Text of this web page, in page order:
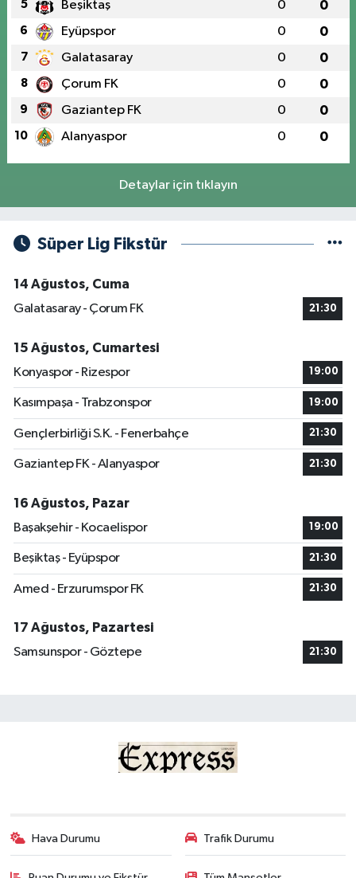
5 Beşiktaş 0 0
6 Eyüpspor 0 0
7 Galatasaray 0 0
8 Çorum FK 0 0
9 Gaziantep FK 0 0
10 Alanyaspor 0 0
Detaylar için tıklayın
Süper Lig Fikstür
14 Ağustos, Cuma
Galatasaray - Çorum FK
21:30
15 Ağustos, Cumartesi
Konyaspor - Rizespor
19:00
Kasımpaşa - Trabzonspor 19:00
Gençlerbirliği S.K. - Fenerbahçe 21:30
Gaziantep FK - Alanyaspor 21:30
16 Ağustos, Pazar
Başakşehir - Kocaelispor
19:00
Beşiktaş - Eyüpspor 21:30
Amed - Erzurumspor FK 21:30
17 Ağustos, Pazartesi
Samsunspor - Göztepe
21:30
Hava Durumu Trafik Durumu